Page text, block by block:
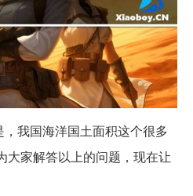
，我国海洋国土面积这个很多
大家解答以上的问题，现在让